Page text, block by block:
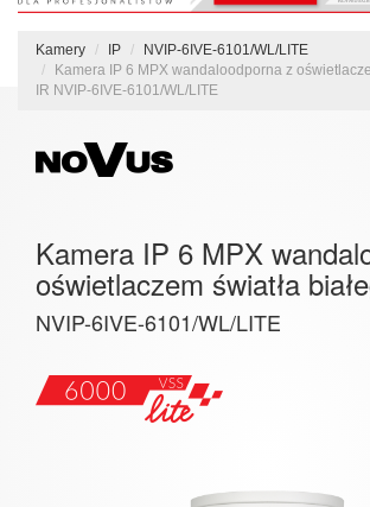
Kamery IP
NVIP-6IVE-6101/WL/LITE
Kamera IP 6 MPX wandaloodporna z
IR NVIP-6IVE-6101/WL/LITE
Kamera IP 6 MPX
oświetlaczem światła
NVIP-6IVE-6101/WL/LITE